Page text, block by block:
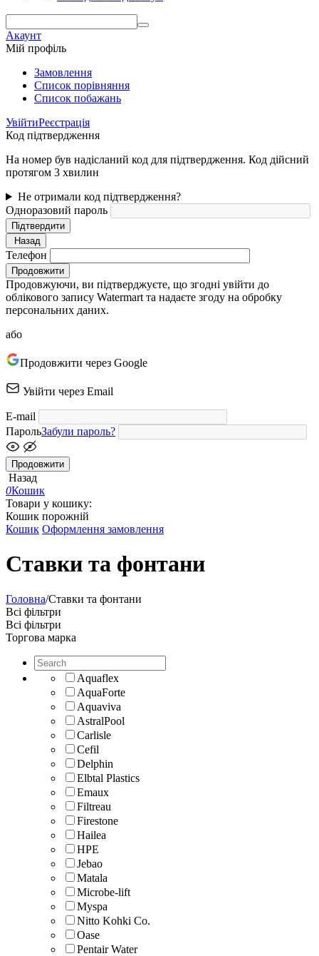
Акаунт
Мій профіль
Замовлення
Cписок порівняння
Список побажань
УвійтиРеєстрація
Код підтвердження
На номер був надісланий код для підтвердження. Код дійсний
протягом 3 хвилин
Не отримали код підтвердження?
Одноразовий пароль
Підтвердити
Назад
Телефон
Продовжити
Продовжуючи, ви підтверджуєте, що згодні увійти до
облікового запису Watermart та надаєте згоду на обробку
персональних даних.
або
Продовжити через Google
Увійти через Email
E-mail
ПарольЗабули пароль?
Продовжити
Назад
0Кошик
Товари у кошику:
Кошик порожній
Кошик Оформлення замовлення
Ставки та фонтани
Головна/Ставки та фонтани
Всі фільтри
Всі фільтри
Торгова марка
Aquaflex
AquaForte
Aquaviva
AstralPool
Carlisle
Cefil
Delphin
Elbtal Plastics
Emaux
Filtreau
Firestone
Hailea
HPE
Jebao
Matala
Microbe-lift
Myspa
Nitto Kohki Co.
Oase
Pentair Water